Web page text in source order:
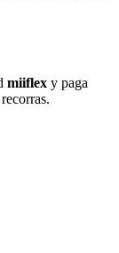
miiflex y paga